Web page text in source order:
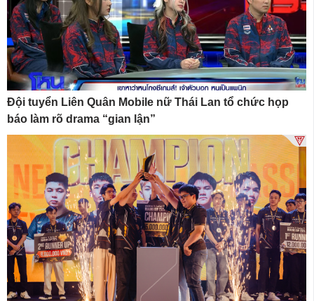
Đội tuyển Liên Quân Mobile nữ Thái Lan tổ chức họp
báo làm rõ drama “gian lận”